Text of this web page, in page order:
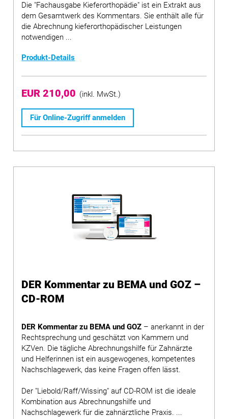
Die "Fachausgabe Kieferorthopädie" ist ein Extrakt aus
dem Gesamtwerk des Kommentars. Sie enthält alle für
die Abrechnung kieferorthopädischer Leistungen
notwendigen ...
Produkt-Details
EUR 210,00 (inkl. MwSt.)
Für Online-Zugriff anmelden
DER Kommentar zu BEMA und GOZ –
CD-ROM
DER Kommentar zu BEMA und GOZ – anerkannt in der
Rechtsprechung und geschätzt von Kammern und
KZVen. Die tägliche Abrechnungshilfe für Zahnärzte
und Helferinnen ist ein ausgewogenes, kompetentes
Nachschlagewerk, das keine Fragen offen lässt.
Der "Liebold/Raff/Wissing" auf CD-ROM ist die ideale
Kombination aus Abrechnungshilfe und
Nachschlagewerk für die zahnärztliche Praxis. ...